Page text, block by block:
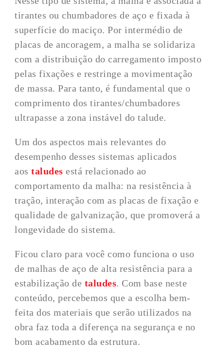
tirantes ou chumbadores de aço e fixada à
superfície do maciço. Por intermédio de
placas de ancoragem, a malha se solidariza
com a distribuição do carregamento imposto
pelas fixações e restringe a movimentação
de massa. Para tanto, é fundamental que o
comprimento dos tirantes/chumbadores
ultrapasse a zona instável do talude.
Um dos aspectos mais relevantes do
desempenho desses sistemas aplicados
aostaludes está relacionado ao
comportamento da malha: na resistência à
tração, interação com as placas de fixação e
qualidade de galvanização, que promoverá a
longevidade do sistema.
Ficou claro para você como funciona o uso
de malhas de aço de alta resistência para a
estabilização de taludes. Com base neste
conteúdo, percebemos que a escolha bem-
feita dos materiais que serão utilizados na
obra faz toda a diferença na segurança e no
bom acabamento da estrutura.